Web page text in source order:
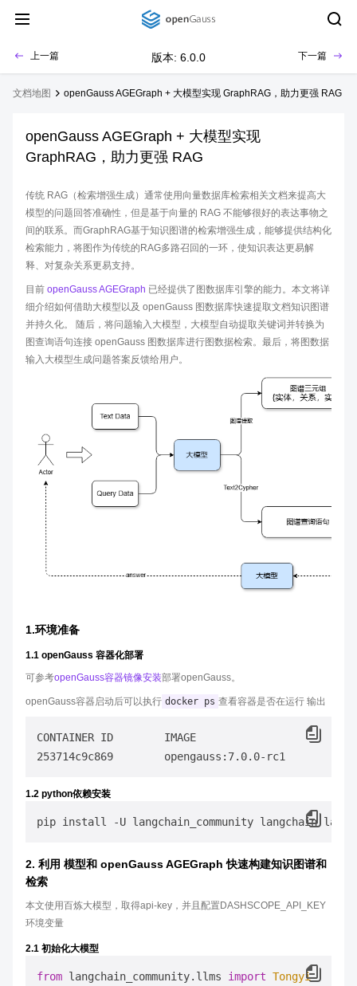
上一篇 版本: 6.0.0 下一篇
文档地图 openGauss AGEGraph + 大模型实现 GraphRAG，助力更强 RAG
openGauss AGEGraph + 大模型实现
GraphRAG，助力更强 RAG
传统 RAG（检索增强生成）通常使用向量数据库检索相关文档来提高大
模型的问题回答准确性，但是基于向量的 RAG 不能够很好的表达事物之
间的联系。而GraphRAG基于知识图谱的检索增强生成，能够提供结构化
检索能力，将图作为传统的RAG多路召回的一环，使知识表达更易解
释、对复杂关系更易支持。
目前 openGauss AGEGraph 已经提供了图数据库引擎的能力。本文将详
细介绍如何借助大模型以及 openGauss 图数据库快速提取文档知识图谱
并持久化。 随后，将问题输入大模型，大模型自动提取关键词并转换为
图查询语句连接 openGauss 图数据库进行图数据检索。最后，将图数据
输入大模型生成问题答案反馈给用户。
1.环境准备
1.1 openGauss 容器化部署
可参考openGauss容器镜像安装部署openGauss。
openGauss容器启动后可以执行 docker ps 查看容器是否在运行 输出
CONTAINER ID        IMAGE
253714c9c869
1.2 python依赖安装
2. 利用 模型和 openGauss AGEGraph 快速构建知识图谱和
检索
本文使用百炼大模型，取得api-key，并且配置DASHSCOPE_API_KEY
环境变量
2.1 初始化大模型
from langchain_community. llms import Tongyi